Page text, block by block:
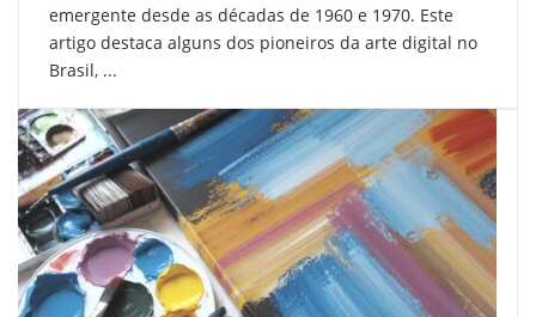
emergente desde as décadas de 1960 e 1970. Este
artigo destaca alguns dos pioneiros da arte digital no
Brasil, ...